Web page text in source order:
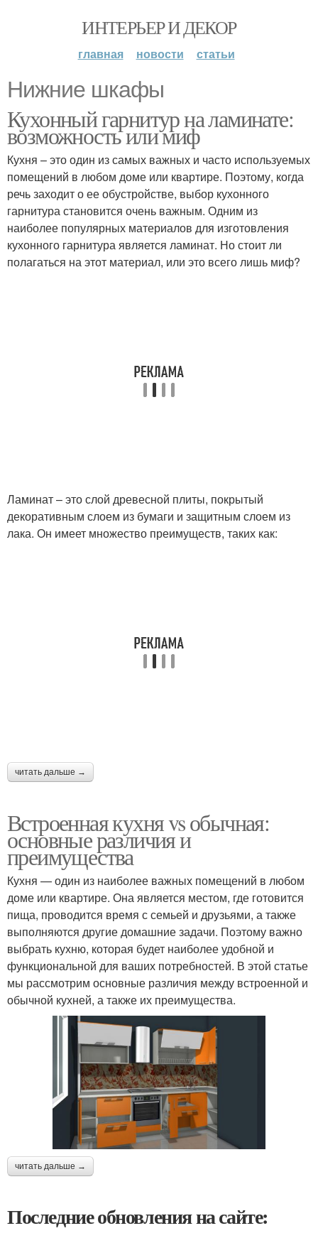
ИНТЕРЬЕР И ДЕКОР
главная новости статьи
Нижние шкафы
Кухонный гарнитур на ламинате:
возможность или миф
Кухня – это один из самых важных и часто используемых
помещений в любом доме или квартире. Поэтому, когда
речь заходит о ее обустройстве, выбор кухонного
гарнитура становится очень важным. Одним из
наиболее популярных материалов для изготовления
кухонного гарнитура является ламинат. Но стоит ли
полагаться на этот материал, или это всего лишь миф?
Ламинат – это слой древесной плиты, покрытый
декоративным слоем из бумаги и защитным слоем из
лака. Он имеет множество преимуществ, таких как:
читать дальше →
Встроенная кухня vs обычная:
основные различия и
преимущества
Кухня — один из наиболее важных помещений в любом
доме или квартире. Она является местом, где готовится
пища, проводится время с семьей и друзьями, а также
выполняются другие домашние задачи. Поэтому важно
выбрать кухню, которая будет наиболее удобной и
функциональной для ваших потребностей. В этой статье
мы рассмотрим основные различия между встроенной и
обычной кухней, а также их преимущества.
читать дальше →
Последние обновления на сайте: